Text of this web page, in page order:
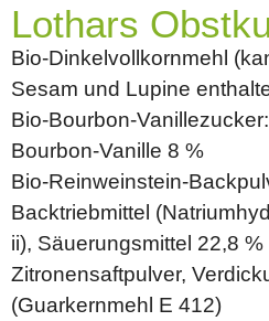
Lothars
Bio-Dinkelvollkornmehl
Sesam und Lupine
Bio-Bourbon-
Bourbon-Vanille 8 %
Bio-Reinweinstein-
Backtriebmittel
ii), Säuerungsmittel 22,8
Zitronensaftpulver,
(Guarkernmehl E 412)